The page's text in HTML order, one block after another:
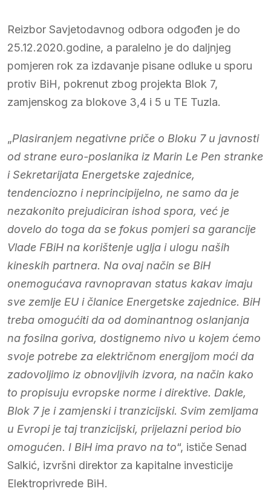
Reizbor Savjetodavnog odbora odgođen je do
25.12.2020.godine, a paralelno je do daljnjeg
pomjeren rok za izdavanje pisane odluke u sporu
protiv BiH, pokrenut zbog projekta Blok 7,
zamjenskog za blokove 3,4 i 5 u TE Tuzla.
„Plasiranjem negativne priče o Bloku 7 u javnosti
od strane euro-poslanika iz Marin Le Pen stranke
i Sekretarijata Energetske zajednice,
tendenciozno i neprincipijelno, ne samo da je
nezakonito prejudiciran ishod spora, već je
dovelo do toga da se fokus pomjeri sa garancije
Vlade FBiH na korištenje uglja i ulogu naših
kineskih partnera. Na ovaj način se BiH
onemogućava ravnopravan status kakav imaju
sve zemlje EU i članice Energetske zajednice. BiH
treba omogućiti da od dominantnog oslanjanja
na fosilna goriva, dostignemo nivo u kojem ćemo
svoje potrebe za električnom energijom moći da
zadovoljimo iz obnovljivih izvora, na način kako
to propisuju evropske norme i direktive. Dakle,
Blok 7 je i zamjenski i tranzicijski. Svim zemljama
u Evropi je taj tranzicijski, prijelazni period bio
omogućen. I BiH ima pravo na to“, ističe Senad
Salkić, izvršni direktor za kapitalne investicije
Elektroprivrede BiH.